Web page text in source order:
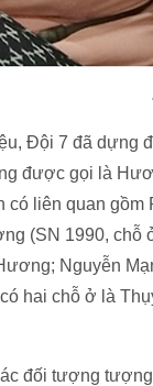
Đội 7 đã dựng
được gọi là
có liên quan
(SN 1990, chỗ
Nguyễn
hai chỗ ở là
đối tượng